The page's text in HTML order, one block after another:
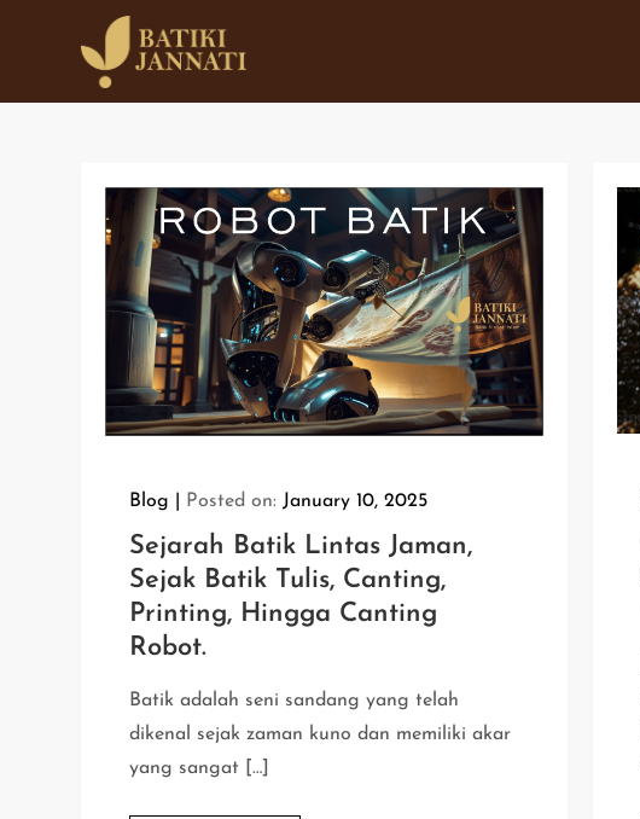
Blog Posted on:January 10, 2025
Sejarah Batik Lintas Jaman,
Sejak Batik Tulis, Canting,
Printing, Hingga Canting
Robot.
Batik adalah seni sandang yang telah
dikenal sejak zaman kuno dan memiliki akar
yang sangat […]